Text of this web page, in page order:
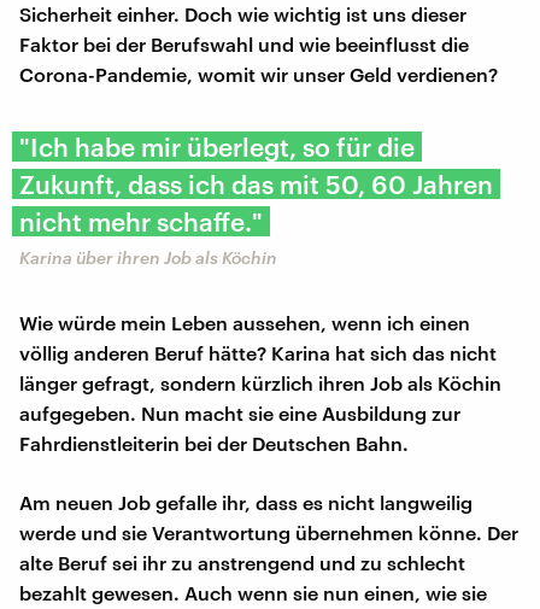
Sicherheit einher. Doch wie wichtig ist uns dieser
Faktor bei der Berufswahl und wie beeinflusst die
Corona-Pandemie, womit wir unser Geld verdienen?
"Ich habe mir überlegt, so für die
Zukunft, dass ich das mit 50, 60 Jahren
nicht mehr schaffe."
Karina über ihren Job als Köchin
Wie würde mein Leben aussehen, wenn ich einen
völlig anderen Beruf hätte? Karina hat sich das nicht
länger gefragt, sondern kürzlich ihren Job als Köchin
aufgegeben. Nun macht sie eine Ausbildung zur
Fahrdienstleiterin bei der Deutschen Bahn.
Am neuen Job gefalle ihr, dass es nicht langweilig
werde und sie Verantwortung übernehmen könne. Der
alte Beruf sei ihr zu anstrengend und zu schlecht
bezahlt gewesen. Auch wenn sie nun einen, wie sie